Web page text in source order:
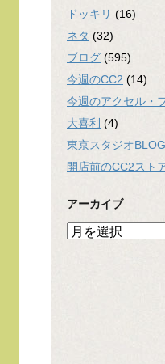
ドッキリ (16)
ネタ (32)
ブログ (595)
今週のCC2 (14)
今週のアクセル・
大喜利 (4)
東京スタジオBLOG
開店前のCC2スト
アーカイブ
ア